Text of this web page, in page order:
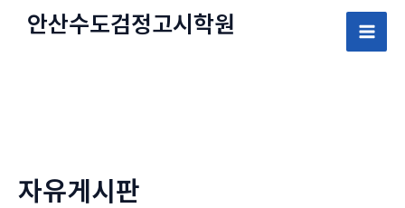
안산수도검정고시학원
Main
자유게시판